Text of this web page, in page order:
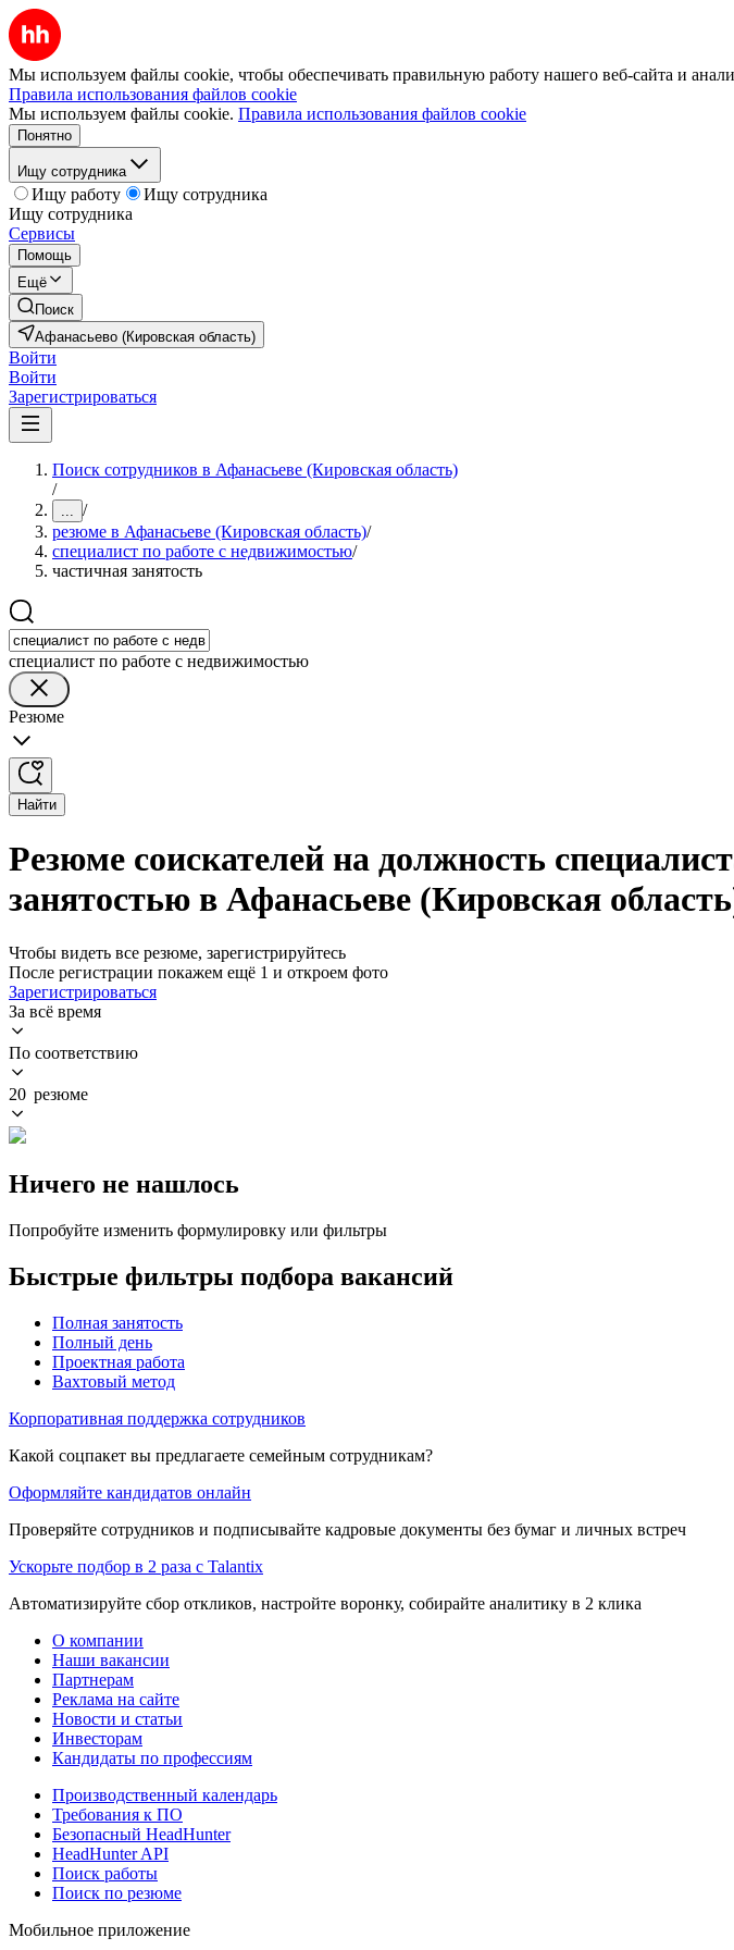
Мы используем файлы cookie, чтобы обеспечивать правильную работу нашего веб-сайта и
Правила использования файлов cookie
Мы используем файлы cookie. Правила использования файлов cookie
Понятно
Ищу сотрудника
Ищу работу
Ищу сотрудника
Ищу сотрудника
Сервисы
Помощь
Ещё
Поиск
Афанасьево (Кировская область)
Войти
Войти
Зарегистрироваться
Поиск сотрудников в Афанасьеве (Кировская область)
/
... /
резюме в Афанасьеве (Кировская область)/
специалист по работе с недвижимостью/
частичная занятость
специалист по работе с недвижимостью
Резюме
Найти
Резюме соискателей на должность
занятостью в Афанасьеве (Кировская
Чтобы видеть все резюме, зарегистрируйтесь
После регистрации покажем ещё 1 и откроем фото
Зарегистрироваться
За всё время
По соответствию
20 резюме
Ничего не нашлось
Попробуйте изменить формулировку или фильтры
Быстрые фильтры подбора вакансий
Полная занятость
Полный день
Проектная работа
Вахтовый метод
Корпоративная поддержка сотрудников
Какой соцпакет вы предлагаете семейным сотрудникам?
Оформляйте кандидатов онлайн
Проверяйте сотрудников и подписывайте кадровые документы без бумаг и личных встреч
Ускорьте подбор в 2 раза с Talantix
Автоматизируйте сбор откликов, настройте воронку, собирайте аналитику в 2 клика
О компании
Наши вакансии
Партнерам
Реклама на сайте
Новости и статьи
Инвесторам
Кандидаты по профессиям
Производственный календарь
Требования к ПО
Безопасный HeadHunter
HeadHunter API
Поиск работы
Поиск по резюме
Мобильное приложение